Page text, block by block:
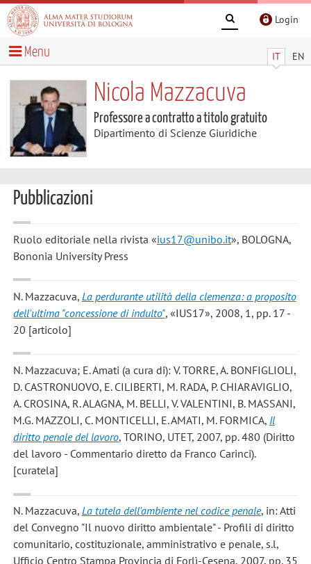
Login
IT EN
Menu
Nicola Mazzacuva
Professore a contratto a titolo gratuito
Dipartimento di Scienze Giuridiche
Pubblicazioni
Ruolo editoriale nella rivista «ius17@unibo.it», BOLOGNA,
Bononia University Press
N. Mazzacuva, La perdurante utilità della clemenza: a proposito
dell'ultima "concessione di indulto", «IUS17», 2008, 1, pp. 17 -
20 [articolo]
N. Mazzacuva; E. Amati (a cura di): V. TORRE, A. BONFIGLIOLI,
D. CASTRONUOVO, E. CILIBERTI, M. RADA, P. CHIARAVIGLIO,
A. CROSINA, R. ALAGNA, M. BELLI, V. VALENTINI, B. MASSANI,
M.G. MAZZOLI, C. MONTICELLI, E. AMATI, M. FORMICA, Il
diritto penale del lavoro, TORINO, UTET, 2007, pp. 480 (Diritto
del lavoro - Commentario diretto da Franco Carinci).
[curatela]
N. Mazzacuva, La tutela dell'ambiente nel codice penale, in: Atti
del Convegno "Il nuovo diritto ambientale" - Profili di diritto
comunitario, costituzionale, amministrativo e penale, s.l,
Ufficio Centro Stampa Provincia di Forlì-Cesena, 2007, pp. 35